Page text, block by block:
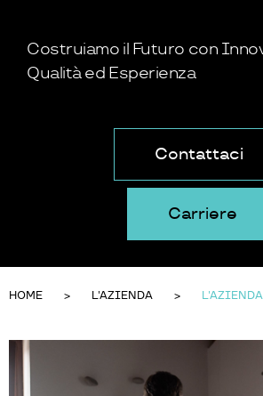
Costruiamo il Futuro con
Qualità ed Esperienza
Contattaci
Carriere
HOME L'AZIENDA L'AZIENDA